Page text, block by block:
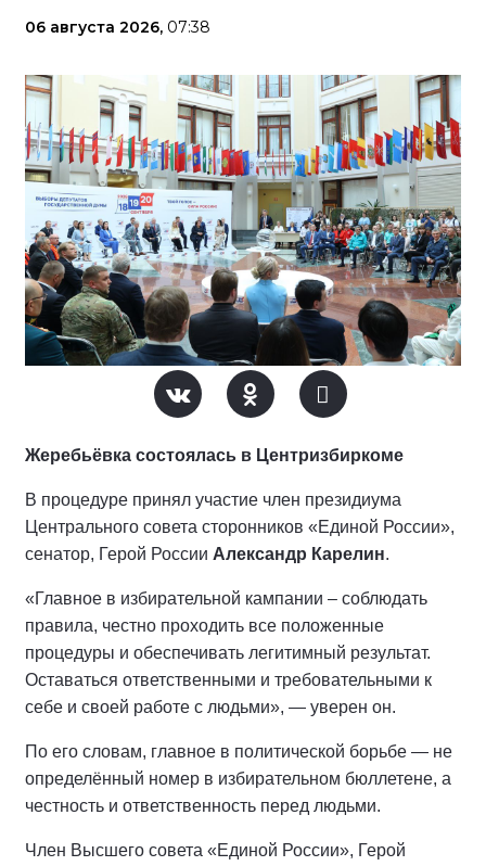
06 августа 2026, 07:38
Жеребьёвка состоялась в Центризбиркоме
В процедуре принял участие член президиума
Центрального совета сторонников «Единой России»,
сенатор, Герой России Александр Карелин.
«Главное в избирательной кампании – соблюдать
правила, честно проходить все положенные
процедуры и обеспечивать легитимный результат.
Оставаться ответственными и требовательными к
себе и своей работе с людьми», — уверен он.
По его словам, главное в политической борьбе — не
определённый номер в избирательном бюллетене, а
честность и ответственность перед людьми.
Член Высшего совета «Единой России», Герой